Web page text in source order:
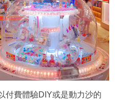
付費體驗DIY或是動力沙的